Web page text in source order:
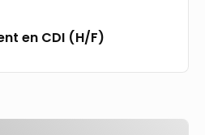
en CDI (H/F)